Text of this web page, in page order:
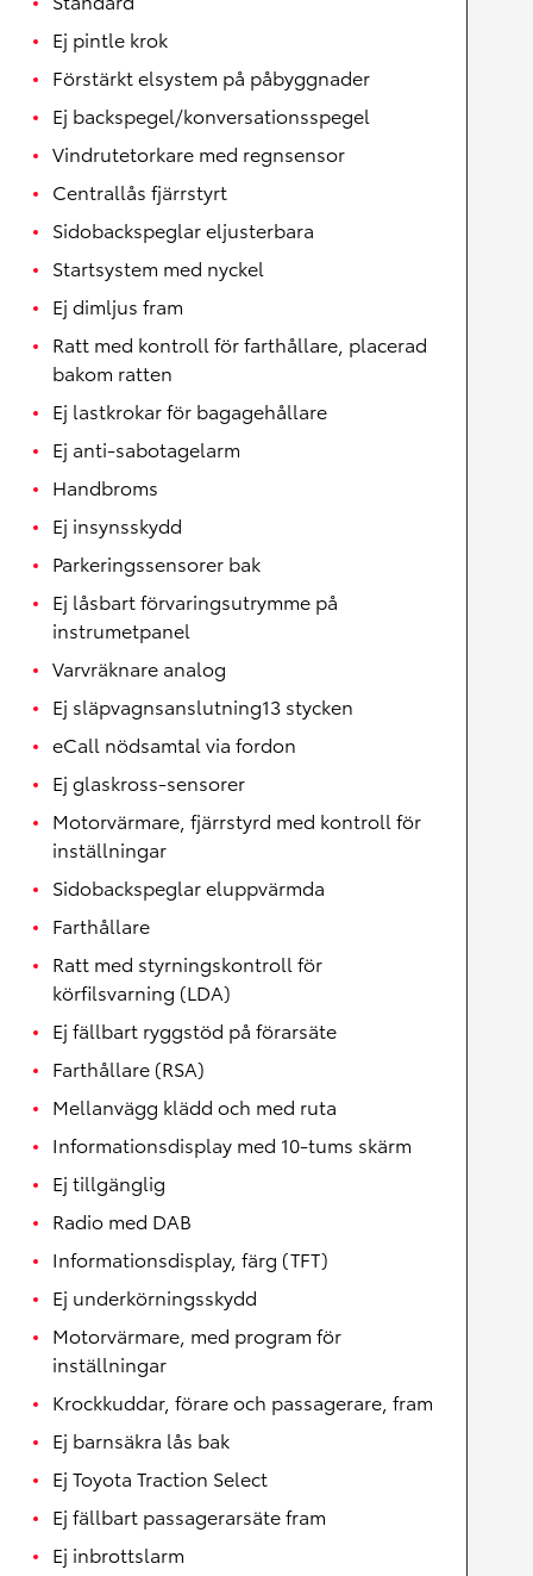
Ej pintle krok
Förstärkt elsystem på påbyggnader
Ej backspegel/konversationsspegel
Vindrutetorkare med regnsensor
Centrallås fjärrstyrt
Sidobackspeglar eljusterbara
Startsystem med nyckel
Ej dimljus fram
Ratt med kontroll för farthållare, placerad
bakom ratten
Ej lastkrokar för bagagehållare
Ej anti-sabotagelarm
Handbroms
Ej insynsskydd
Parkeringssensorer bak
Ej låsbart förvaringsutrymme på
instrumetpanel
Varvräknare analog
Ej släpvagnsanslutning13 stycken
eCall nödsamtal via fordon
Ej glaskross-sensorer
Motorvärmare, fjärrstyrd med kontroll för
inställningar
Sidobackspeglar eluppvärmda
Farthållare
Ratt med styrningskontroll för
körfilsvarning (LDA)
Ej fällbart ryggstöd på förarsäte
Farthållare (RSA)
Mellanvägg klädd och med ruta
Informationsdisplay med 10-tums skärm
Ej tillgänglig
Radio med DAB
Informationsdisplay, färg (TFT)
Ej underkörningsskydd
Motorvärmare, med program för
inställningar
Krockkuddar, förare och passagerare, fram
Ej barnsäkra lås bak
Ej Toyota Traction Select
Ej fällbart passagerarsäte fram
Ej inbrottslarm